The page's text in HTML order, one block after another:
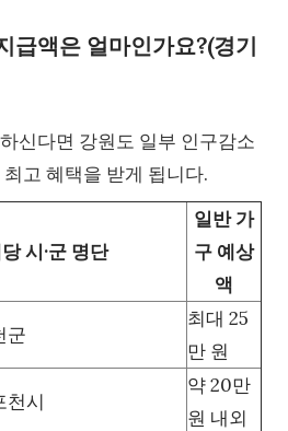
급액은 얼마인가요?(경기
신다면 강원도 일부 인구감소
고 혜택을 받게 됩니다.
시·군 명단
일반 가
구 예상
액
군
최대 25
만 원
천시
약 20만
원 내외